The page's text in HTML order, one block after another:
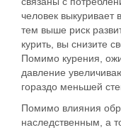
человек выкуривает
тем выше риск
курить, вы снизите
Помимо курения,
давление
гораздо меньшей
Помимо влияния
наследственным, а